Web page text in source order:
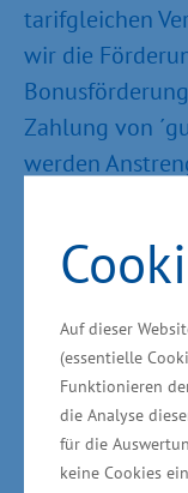
Auf dieser
(essentielle
Funktionieren
die Analyse
für die
keine Cookies
tarifgleichen
wir die
Zahlung von
werden
zentrale
Nach
waren im